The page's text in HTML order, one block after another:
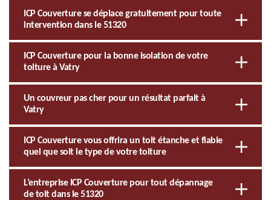
ICP Couverture se déplace gratuitement pour toute
intervention dans le 51320
ICP Couverture pour la bonne isolation de votre
toiture à Vatry
Un couvreur pas cher pour un résultat parfait à
Vatry
ICP Couverture vous offrira un toit étanche et fiable
quel que soit le type de votre toiture
L’entreprise ICP Couverture pour tout dépannage
de toit dans le 51320